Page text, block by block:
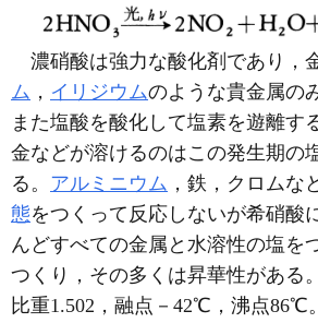
濃硝酸は強力な酸化剤であり，
ム ， イリジウムのような貴金属の
また塩酸を酸化して塩素を遊離す
金などが溶けるのはこの発生期の
る。 アルミニウム ，鉄，クロムな
態をつくって反応しないが希硝酸
んどすべての金属と水溶性の塩を
つくり，その多くは昇華性がある
比重1.502，融点－42℃，沸点86℃。